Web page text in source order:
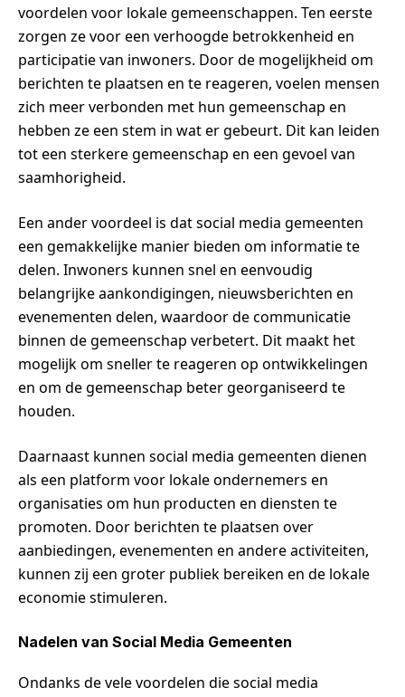
voordelen voor lokale gemeenschappen. Ten eerste
zorgen ze voor een verhoogde betrokkenheid en
participatie van inwoners. Door de mogelijkheid om
berichten te plaatsen en te reageren, voelen mensen
zich meer verbonden met hun gemeenschap en
hebben ze een stem in wat er gebeurt. Dit kan leiden
tot een sterkere gemeenschap en een gevoel van
saamhorigheid.
Een ander voordeel is dat social media gemeenten
een gemakkelijke manier bieden om informatie te
delen. Inwoners kunnen snel en eenvoudig
belangrijke aankondigingen, nieuwsberichten en
evenementen delen, waardoor de communicatie
binnen de gemeenschap verbetert. Dit maakt het
mogelijk om sneller te reageren op ontwikkelingen
en om de gemeenschap beter georganiseerd te
houden.
Daarnaast kunnen social media gemeenten dienen
als een platform voor lokale ondernemers en
organisaties om hun producten en diensten te
promoten. Door berichten te plaatsen over
aanbiedingen, evenementen en andere activiteiten,
kunnen zij een groter publiek bereiken en de lokale
economie stimuleren.
Nadelen van Social Media Gemeenten
Ondanks de vele voordelen die social media